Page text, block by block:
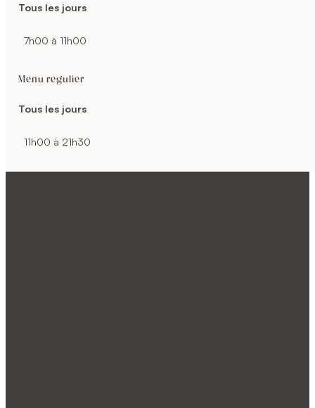
Tous les jours
7h00 à 11h00
Menu régulier
Tous les jours
11h00 à 21h30